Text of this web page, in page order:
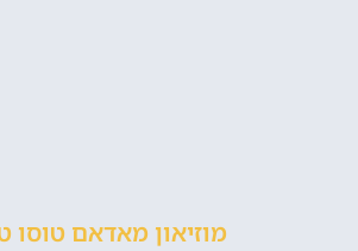
מוזיאון מאדאם טוסו